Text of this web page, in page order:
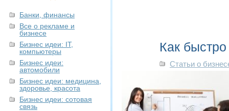
Банки, финансы
Все о рекламе и
бизнесе
Бизнес идеи: IT,
компьютеры
Бизнес идеи:
автомобили
Бизнес идеи: медицина,
здоровье, красота
Бизнес идеи: сотовая
связь
Как
Статьи о